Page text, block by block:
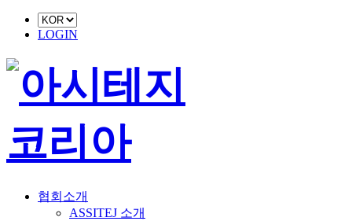
LOGIN
협회소개
ASSITEJ 소개